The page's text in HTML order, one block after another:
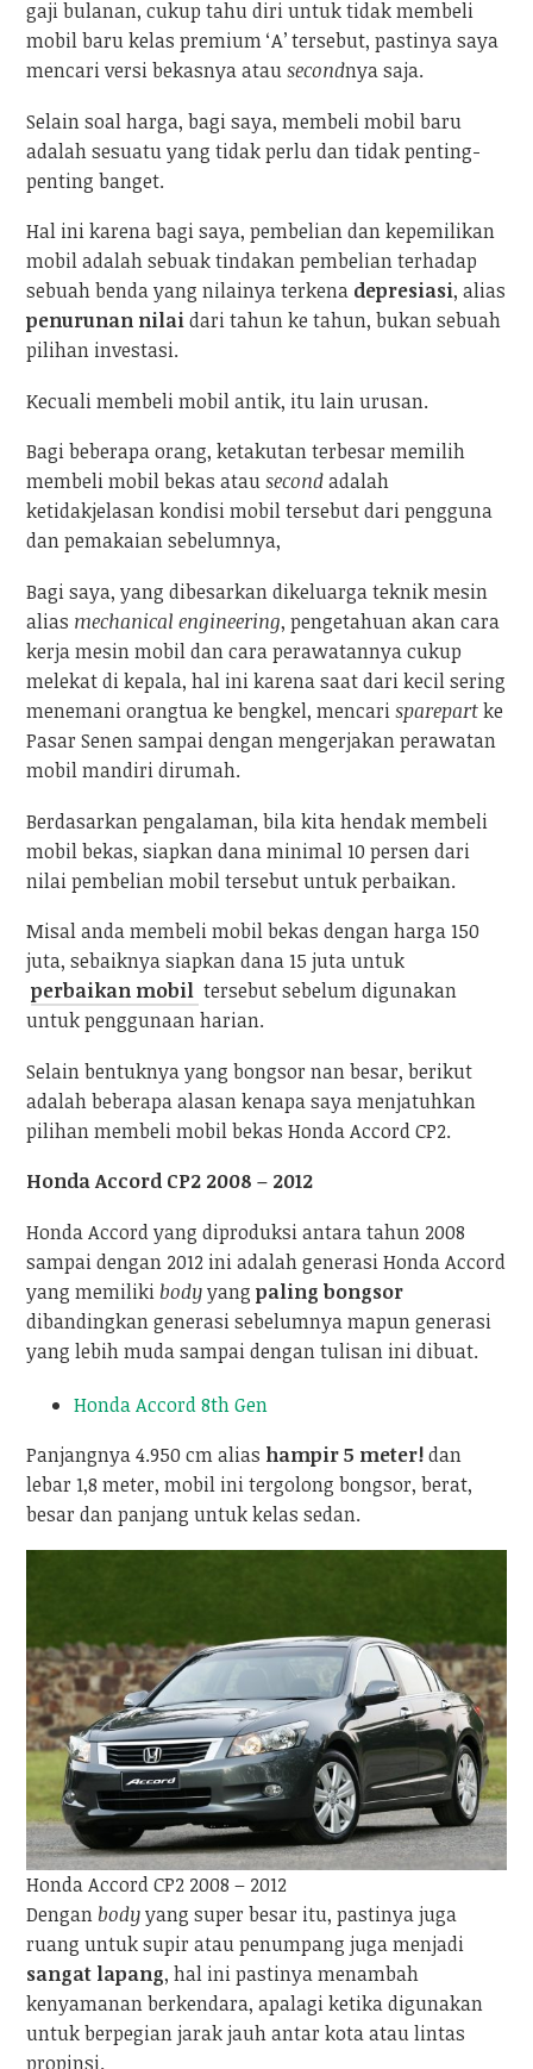
gaji bulanan, cukup tahu diri untuk tidak membeli
mobil baru kelas premium ‘A’ tersebut, pastinya saya
mencari versi bekasnya atausecondnya saja.
Selain soal harga, bagi saya, membeli mobil baru
adalah sesuatu yang tidak perlu dan tidak penting-
penting banget.
Hal ini karena bagi saya, pembelian dan kepemilikan
mobil adalah sebuak tindakan pembelian terhadap
sebuah benda yang nilainya terkena depresiasi, alias
penurunan nilaidari tahun ke tahun, bukan sebuah
pilihan investasi.
Kecuali membeli mobil antik, itu lain urusan.
Bagi beberapa orang, ketakutan terbesar memilih
membeli mobil bekas atausecondadalah
ketidakjelasan kondisi mobil tersebut dari pengguna
dan pemakaian sebelumnya,
Bagi saya, yang dibesarkan dikeluarga teknik mesin
alias mechanical engineering, pengetahuan akan cara
kerja mesin mobil dan cara perawatannya cukup
melekat di kepala, hal ini karena saat dari kecil sering
menemani orangtua ke bengkel, mencarisparepartke
Pasar Senen sampai dengan mengerjakan perawatan
mobil mandiri dirumah.
Berdasarkan pengalaman, bila kita hendak membeli
mobil bekas, siapkan dana minimal 10 persen dari
nilai pembelian mobil tersebut untuk perbaikan.
Misal anda membeli mobil bekas dengan harga 150
juta, sebaiknya siapkan dana 15 juta untuk
perbaikan mobil tersebut sebelum digunakan
untuk penggunaan harian.
Selain bentuknya yang bongsor nan besar, berikut
adalah beberapa alasan kenapa saya menjatuhkan
pilihan membeli mobil bekas Honda Accord CP2.
Honda Accord CP2 2008 – 2012
Honda Accord yang diproduksi antara tahun 2008
sampai dengan 2012 ini adalah generasi Honda Accord
yang memiliki bodyyangpaling bongsor
dibandingkan generasi sebelumnya mapun generasi
yang lebih muda sampai dengan tulisan ini dibuat.
Honda Accord 8th Gen
Panjangnya 4.950 cm alias hampir 5 meter!dan
lebar 1,8 meter, mobil ini tergolong bongsor, berat,
besar dan panjang untuk kelas sedan.
Honda Accord CP2 2008 – 2012
Dengan bodyyang super besar itu, pastinya juga
ruang untuk supir atau penumpang juga menjadi
sangat lapang, hal ini pastinya menambah
kenyamanan berkendara, apalagi ketika digunakan
untuk berpegian jarak jauh antar kota atau lintas
propinsi.